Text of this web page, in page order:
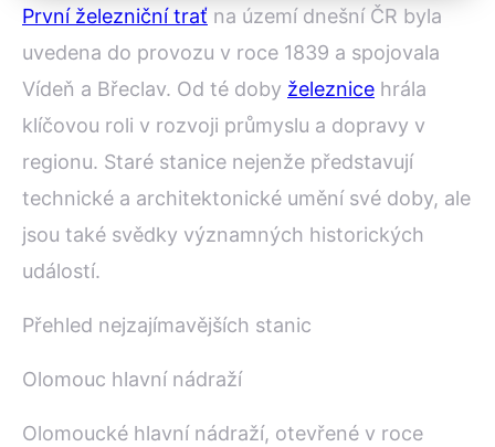
První železniční trať na území dnešní ČR byla
uvedena do provozu v roce 1839 a spojovala
Vídeň a Břeclav. Od té doby železnice hrála
klíčovou roli v rozvoji průmyslu a dopravy v
regionu. Staré stanice nejenže představují
technické a architektonické umění své doby, ale
jsou také svědky významných historických
událostí.
Přehled nejzajímavějších stanic
Olomouc hlavní nádraží
Olomoucké hlavní nádraží, otevřené v roce